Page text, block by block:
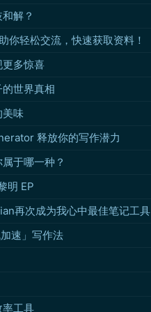
解？
你轻松交流，快速获取资料！
多惊喜
世界真相
美味
释放你的写作潜力
于哪一种？
明 EP
再次成为我心中最佳笔记工具
速」写作法
率工具